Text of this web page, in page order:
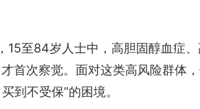
至84岁人士中，高胆固醇血症、
首次察觉。面对这类高风险群体
到不受保”的困境。